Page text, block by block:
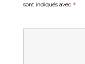
sont indiqués avec *